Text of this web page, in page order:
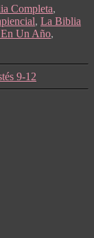
Completa,
, La Biblia
Un Año,
9-12